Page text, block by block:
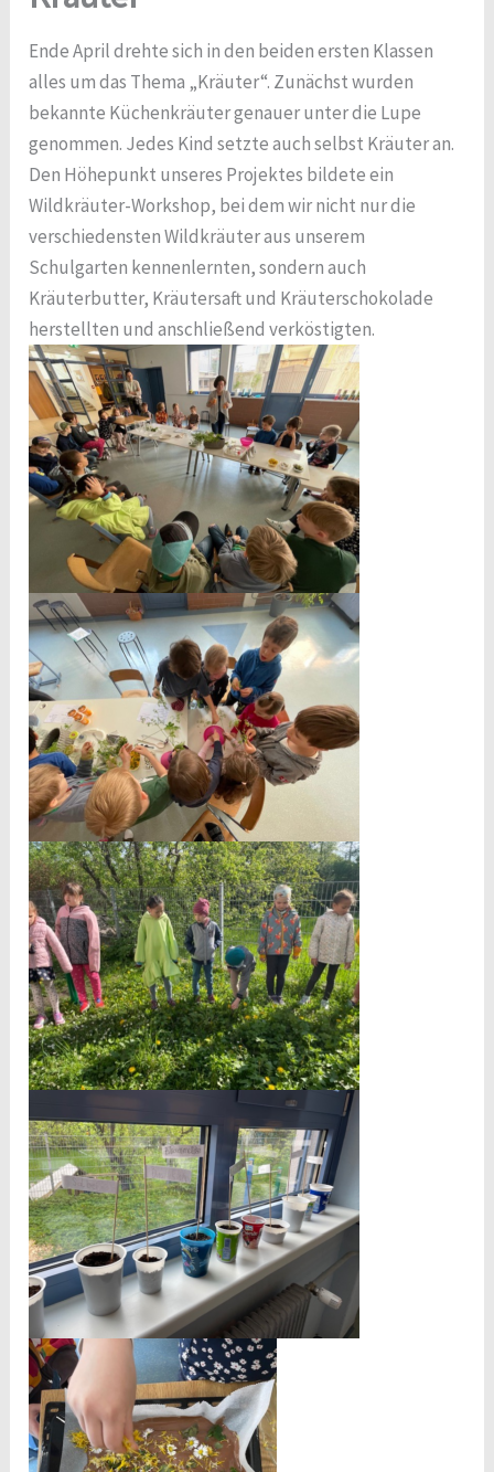
Ende April drehte sich in den beiden ersten Klassen
alles um das Thema „Kräuter“. Zunächst wurden
bekannte Küchenkräuter genauer unter die Lupe
genommen. Jedes Kind setzte auch selbst Kräuter an.
Den Höhepunkt unseres Projektes bildete ein
Wildkräuter-Workshop, bei dem wir nicht nur die
verschiedensten Wildkräuter aus unserem
Schulgarten kennenlernten, sondern auch
Kräuterbutter, Kräutersaft und Kräuterschokolade
herstellten und anschließend verköstigten.